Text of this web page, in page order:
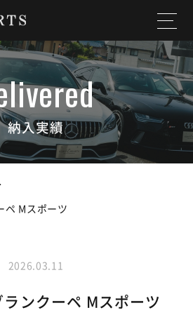
店舗情報
納入実績
作業実績
ランドクルーザー
SDGs宣言
納入実績
ペ Mスポーツ
2026.03.11
ンクーペ Mスポーツ